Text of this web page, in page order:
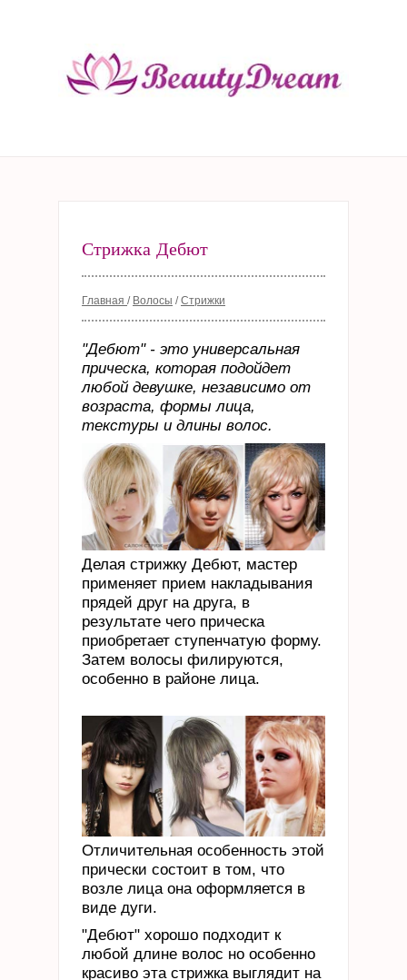
Стрижка Дебют
Главная / Волосы /Стрижки
"Дебют" - это универсальная
прическа, которая подойдет
любой девушке, независимо от
возраста, формы лица,
текстуры и длины волос.
Делая стрижку Дебют, мастер
применяет прием накладывания
прядей друг на друга, в
результате чего прическа
приобретает ступенчатую форму.
Затем волосы филируются,
особенно в районе лица.
Отличительная особенность этой
прически состоит в том, что
возле лица она оформляется в
виде дуги.
"Дебют" хорошо подходит к
любой длине волос но особенно
красиво эта стрижка выглядит на